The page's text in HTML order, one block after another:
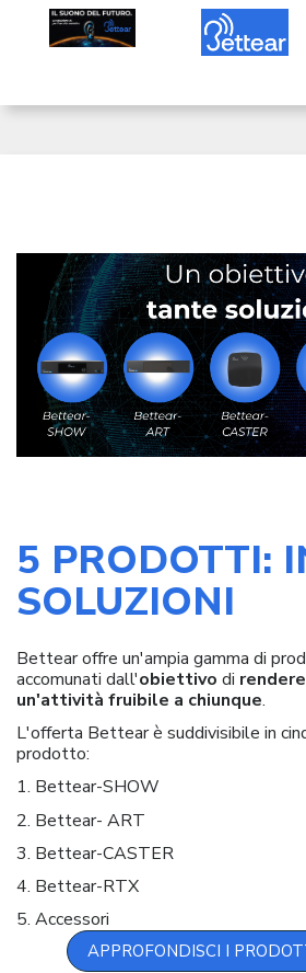
5 PRODOTTI:
SOLUZIONI
Bettear offre un'ampia gamma di
accomunati dall'obiettivo di
un'attività fruibile a chiunque.
L'offerta Bettear è suddivisibile in
prodotto:
1. Bettear-SHOW
2. Bettear- ART
3. Bettear-CASTER
4. Bettear-RTX
5. Accessori
APPROFONDISCI I